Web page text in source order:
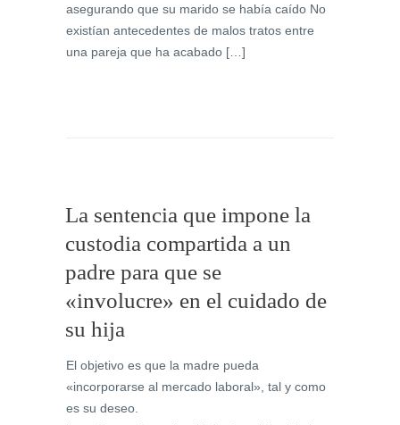
asegurando que su marido se había caído No
existían antecedentes de malos tratos entre
una pareja que ha acabado […]
La sentencia que impone la
custodia compartida a un
padre para que se
«involucre» en el cuidado de
su hija
El objetivo es que la madre pueda
«incorporarse al mercado laboral», tal y como
es su deseo.